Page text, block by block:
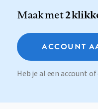
Maak met2
ACCOUNT
Heb je al een account